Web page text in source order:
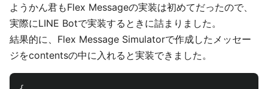
ようかん君もFlex Messageの実装は初めてだったので、
実際にLINE Botで実装するときに詰まりました。
結果的に、Flex Message Simulatorで作成したメッセー
ジをcontentsの中に入れると実装できました。